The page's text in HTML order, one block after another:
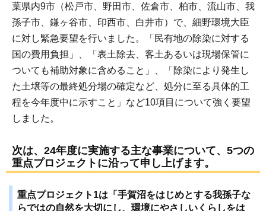
葉県内9市（松戸市、野田市、佐倉市、柏市、流山市、我
孫子市、鎌ヶ谷市、印西市、白井市）で、細野環境大臣
に対し緊急要望を行いました。「民有地の除染に対する
国の費用負担」、「表土除去、客土あるいは現場保管に
ついても補助対象に含めること」、「除染により発生し
た土壌等の最終処分場の確定など、処分に至る具体的工
程を今年度中に示すこと」など10項目について強く要望
しました。
次は、24年度に実施する主な事業について、5つの
重点プロジェクトに沿って申し上げます。
重点プロジェクト1は「手賀沼をはじめとする我孫子な
らではの自然を大切にし、環境にやさしいくらしをは